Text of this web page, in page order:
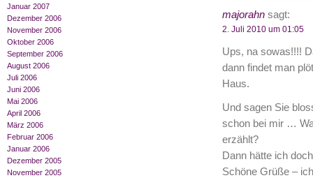
Januar 2007
Dezember 2006
November 2006
Oktober 2006
September 2006
August 2006
Juli 2006
Juni 2006
Mai 2006
April 2006
März 2006
Februar 2006
Januar 2006
Dezember 2005
November 2005
majorahnsagt:
2. Juli 2010 um 01:05
Ups, na sowas!!!!
dann findet man
Haus.
Und sagen Sie
schon bei mir …
erzählt?
Dann hätte ich
Schöne Grüße –